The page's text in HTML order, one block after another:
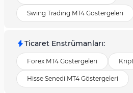
Swing Trading MT4 Göstergeleri
Ticaret Enstrümanları:
Forex MT4 Göstergeleri
Hisse Senedi MT4 Göstergeleri